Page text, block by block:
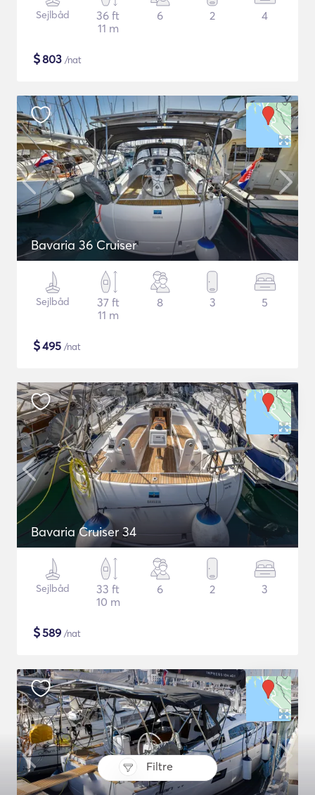
Filtre
Sejlbåd
36 ft
11 m
6 2 4
$803 /nat
Bavaria 36 Cruiser
Sejlbåd
37 ft
11 m
8 3 5
$495 /nat
Bavaria Cruiser 34
Sejlbåd
33 ft
10 m
6 2 3
$589 /nat